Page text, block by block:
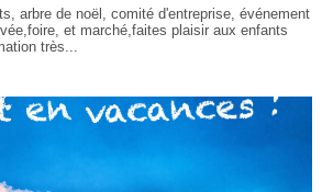
arbre de noël, comité d'entreprise, événement
et marché,faites plaisir aux enfants
très...